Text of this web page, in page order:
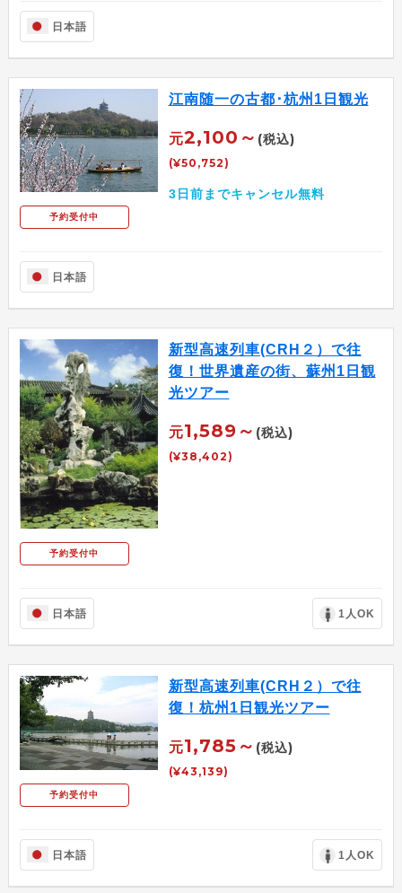
日本語
予約受付中
江南随一の古都･杭州1日観光
元2,100～ (税込)
(¥50,752)
3日前までキャンセル無料
日本語
予約受付中
新型高速列車(CRH２）で往
復！世界遺産の街、蘇州1日観
光ツアー
元1,589～ (税込)
(¥38,402)
日本語 1人OK
予約受付中
新型高速列車(CRH２）で往
復！杭州1日観光ツアー
元1,785～ (税込)
(¥43,139)
日本語 1人OK